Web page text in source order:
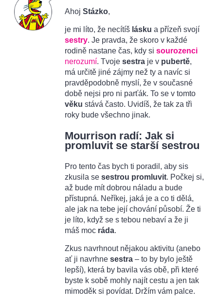
Ahoj Stázko,
je mi líto, že necítíš lásku a přízeň svojí
sestry. Je pravda, že skoro v každé
rodině nastane čas, kdy si sourozenci
nerozumí. Tvoje sestra je v pubertě,
má určitě jiné zájmy než ty a navíc si
pravděpodobně myslí, že v současné
době nejsi pro ni parťák. To se v tomto
věku stává často. Uvidíš, že tak za tři
roky bude všechno jinak.
Mourrison radí: Jak si
promluvit se starší sestrou
Pro tento čas bych ti poradil, aby sis
zkusila se sestrou promluvit. Počkej si,
až bude mít dobrou náladu a bude
přístupná. Neříkej, jaká je a co ti dělá,
ale jak na tebe její chování působí. Že ti
je líto, když se s tebou nebaví a že ji
máš moc ráda.
Zkus navrhnout nějakou aktivitu (anebo
ať ji navrhne sestra – to by bylo ještě
lepší), která by bavila vás obě, při které
byste k sobě mohly najít cestu a jen tak
mimoděk si povídat. Držím vám palce.